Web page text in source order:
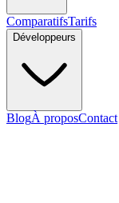
ComparatifsTarifs
Développeurs
BlogÀ proposContact